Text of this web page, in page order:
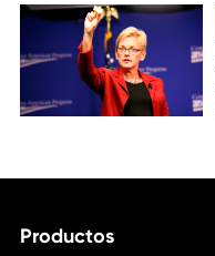
Productos